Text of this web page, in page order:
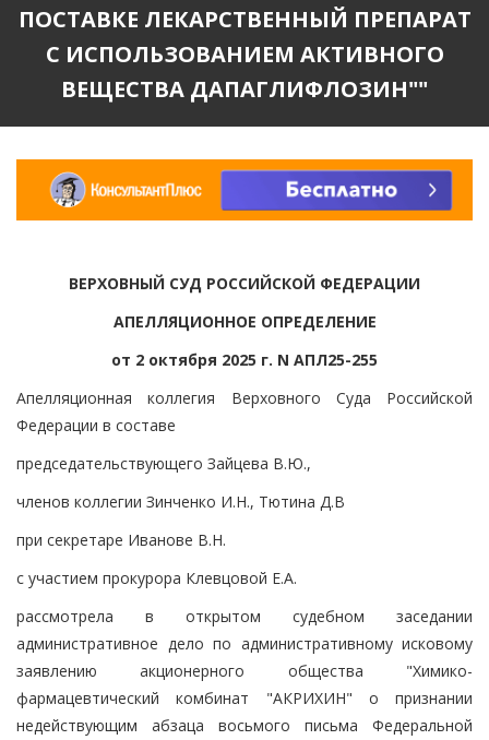
ПОСТАВКЕ ЛЕКАРСТВЕННЫЙ ПРЕПАРАТ
С ИСПОЛЬЗОВАНИЕМ АКТИВНОГО
ВЕЩЕСТВА ДАПАГЛИФЛОЗИН""
ВЕРХОВНЫЙ СУД РОССИЙСКОЙ ФЕДЕРАЦИИ
АПЕЛЛЯЦИОННОЕ ОПРЕДЕЛЕНИЕ
от 2 октября 2025 г. N АПЛ25-255
Апелляционная коллегия Верховного Суда Российской
Федерации в составе
председательствующего Зайцева В.Ю.,
членов коллегии Зинченко И.Н., Тютина Д.В
при секретаре Иванове В.Н.
с участием прокурора Клевцовой Е.А.
рассмотрела в открытом судебном заседании
административное дело по административному исковому
заявлению акционерного общества "Химико-
фармацевтический комбинат "АКРИХИН" о признании
недействующим абзаца восьмого письма Федеральной